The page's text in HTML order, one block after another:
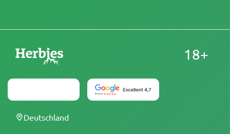
18+
Deutschland